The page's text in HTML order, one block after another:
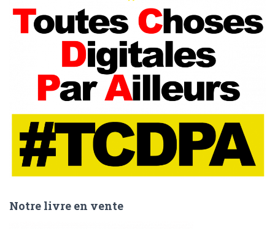
Notre livre en vente